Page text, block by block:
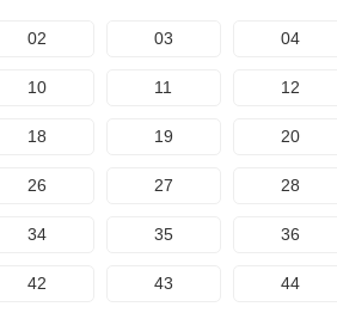
02 03 04
10 11 12
18 19 20
26 27 28
34 35 36
42 43 44